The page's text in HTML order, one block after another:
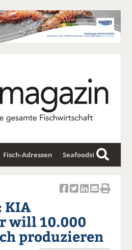
Fisch-Adressen Seafoodstar
Newsletter
S
u
c
k
el
a
k
el
t
k
el
a
el
p
el
D
KIA
will 10.000
produzieren